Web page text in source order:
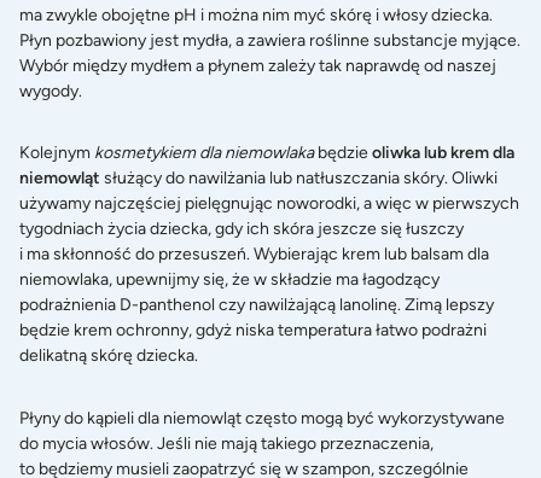
ma zwykle obojętne pH i można nim myć skórę i włosy dziecka.
Płyn pozbawiony jest mydła, a zawiera roślinne substancje myjące.
Wybór między mydłem a płynem zależy tak naprawdę od naszej
wygody.
Kolejnym kosmetykiem dla niemowlakabędzieoliwka lub krem dla
niemowląt służący do nawilżania lub natłuszczania skóry. Oliwki
używamy najczęściej pielęgnując noworodki, a więc w pierwszych
tygodniach życia dziecka, gdy ich skóra jeszcze się łuszczy
i ma skłonność do przesuszeń. Wybierając krem lub balsam dla
niemowlaka, upewnijmy się, że w składzie ma łagodzący
podrażnienia D-panthenol czy nawilżającą lanolinę. Zimą lepszy
będzie krem ochronny, gdyż niska temperatura łatwo podrażni
delikatną skórę dziecka.
Płyny do kąpieli dla niemowląt często mogą być wykorzystywane
do mycia włosów. Jeśli nie mają takiego przeznaczenia,
to będziemy musieli zaopatrzyć się w szampon, szczególnie